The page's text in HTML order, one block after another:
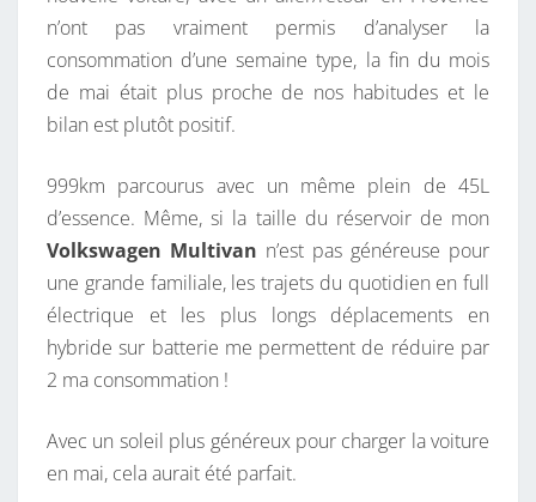
L
A
N
M
O
T
E
U
R
Y
B
R
E
n’ont pas vraiment permis d’analyser la
consommation d’une semaine type, la fin du mois
de mai était plus proche de nos habitudes et le
bilan est plutôt positif.
999km parcourus avec un même plein de 45L
d’essence. Même, si la taille du réservoir de mon
Volkswagen Multivan n’est pas généreuse pour
une grande familiale, les trajets du quotidien en full
électrique et les plus longs déplacements en
hybride sur batterie me permettent de réduire par
2 ma consommation !
Avec un soleil plus généreux pour charger la voiture
en mai, cela aurait été parfait.